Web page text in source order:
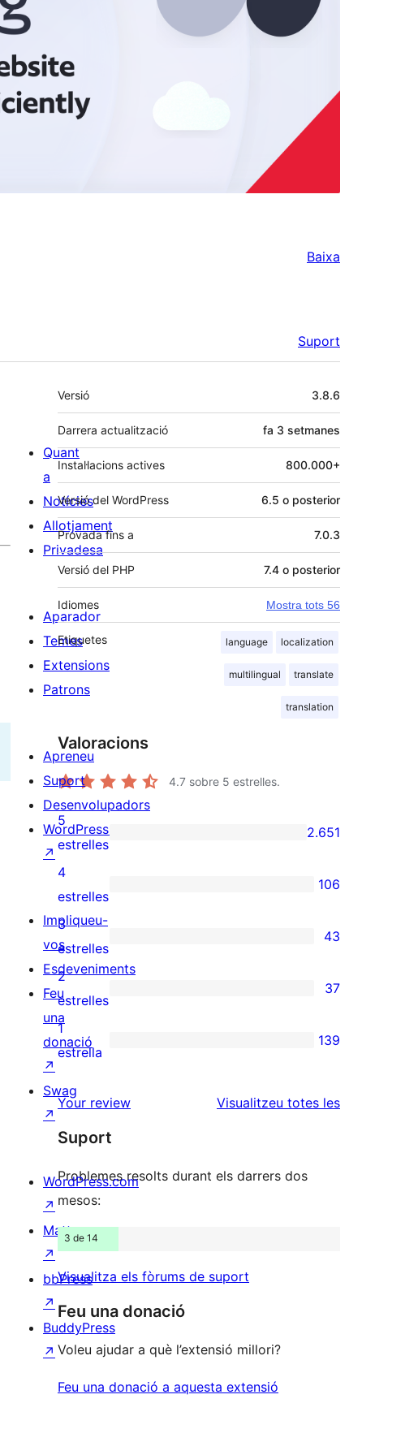
Baixa
Suport
Meta
Versió 3.8.6
Darrera actualització fa 3 setmanes
Instal·lacions actives 800.000+
Versió del WordPress 6.5 o posterior
Provada fins a 7.0.3
Versió del PHP 7.4 o posterior
Idiomes Mostra tots 56
Etiquetes language localization
multilingual translate
translation
Valoracions
4.7 sobre 5 estrelles.
2.651
valoracions
de
5
estrelles
5
estrelles
2.651
106
valoracions
de
4
estrelles
4
estrelles
106
43
valoracions
de
3
estrelles
3
estrelles
43
37
valoracions
de
estrelles
2
estrelles
37
139
de
estrelles
1
estrella
139
Your review Visualitzeu totes lesressenyes
Suport
Problemes resolts durant els darrers dos
mesos:
3 de 14
Visualitza els fòrums de suport
Feu una donació
Voleu ajudar a què l’extensió millori?
Feu una donació a aquesta extensió
Quant
a
Notícies
Allotjament
Privadesa
Aparador
Temes
Extensions
Patrons
Apreneu
Suport
Desenvolupadors
WordPress.tv
↗
Impliqueu-
vos
Esdeveniments
Feu
una
donació
↗
Swag
↗
WordPress.com
↗
Matt
↗
bbPress
↗
BuddyPress
↗